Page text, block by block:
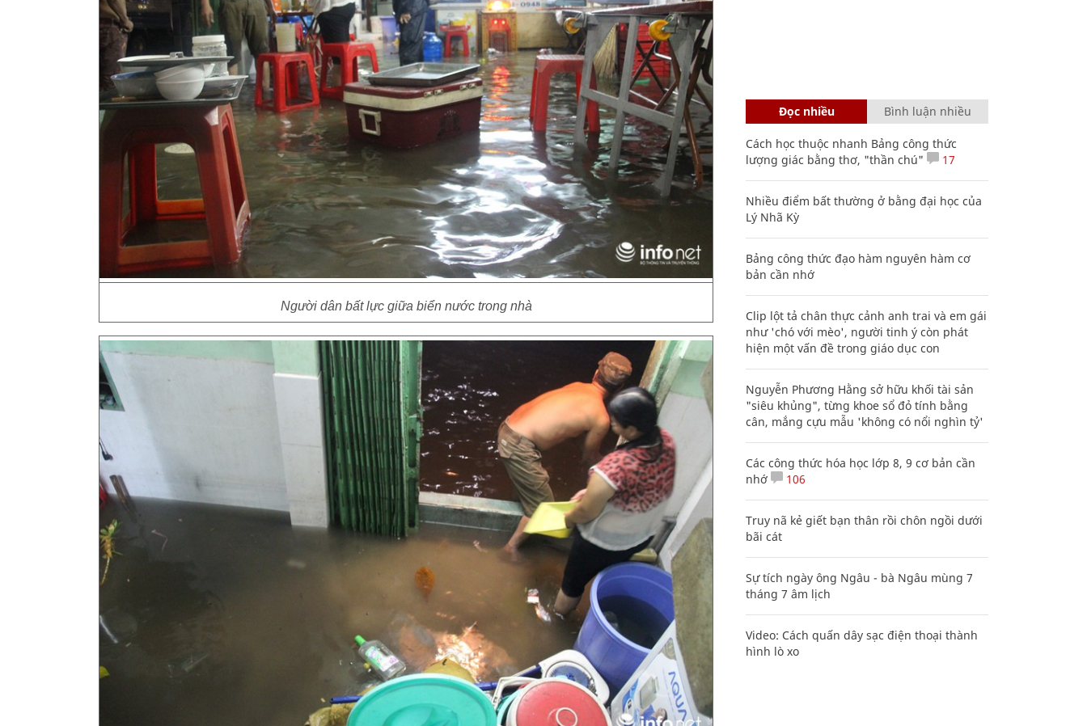
Người dân bất lực giữa biển nước trong nhà
Đọc nhiều Bình luận nhiều
Cách học thuộc nhanh Bảng công thức
lượng giác bằng thơ, "thần chú"
17
Nhiều điểm bất thường ở bằng đại học của
Lý Nhã Kỳ
Bảng công thức đạo hàm nguyên hàm cơ
bản cần nhớ
Clip lột tả chân thực cảnh anh trai và em gái
như 'chó với mèo', người tinh ý còn phát
hiện một vấn đề trong giáo dục con
Nguyễn Phương Hằng sở hữu khối tài sản
"siêu khủng", từng khoe sổ đỏ tính bằng
cân, mắng cựu mẫu 'không có nổi nghìn tỷ'
Các công thức hóa học lớp 8, 9 cơ bản cần
nhớ
106
Truy nã kẻ giết bạn thân rồi chôn ngồi dưới
bãi cát
Sự tích ngày ông Ngâu - bà Ngâu mùng 7
tháng 7 âm lịch
Video: Cách quấn dây sạc điện thoại thành
hình lò xo